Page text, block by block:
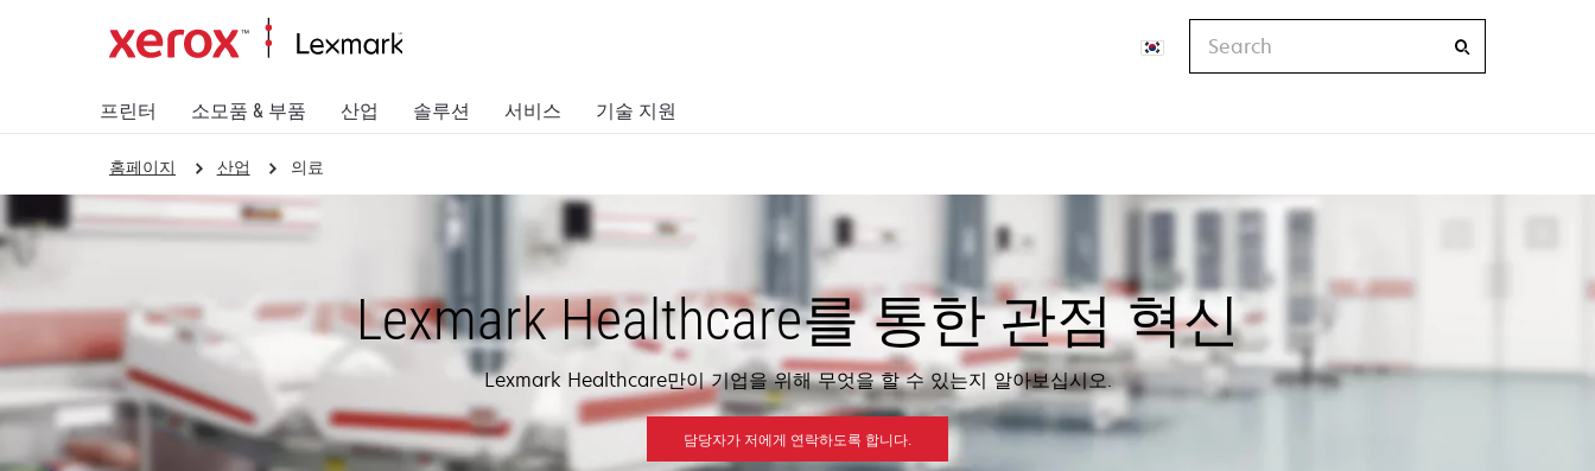
프린터 소모품 & 부품 산업 솔루션 서비스 기술 지원
홈페이지 산업 의료
Lexmark Healthcare를 통한 관점 혁신
Lexmark Healthcare만이 기업을 위해 무엇을 할 수 있는지 알아보십시오.
담당자가 저에게 연락하도록 합니다.